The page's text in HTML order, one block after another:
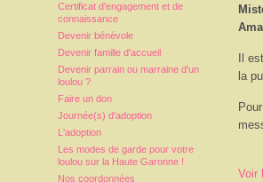
Certificat d'engagement et de
connaissance
Devenir bénévole
Devenir famille d'accueil
Devenir parrain ou marraine d'un
loulou ?
Faire un don
Journée(s) d'adoption
L'adoption
Les modes de garde pour votre
loulou sur la Haute Garonne !
Nos coordonnées
Il
la
Voir